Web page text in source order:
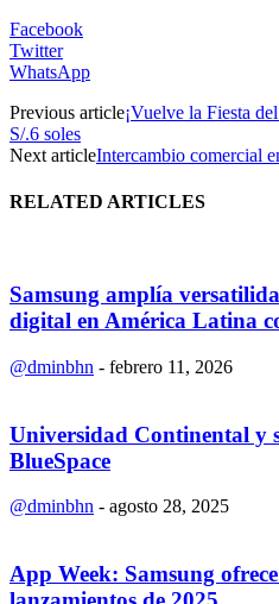
Facebook
Twitter
WhatsApp
Previous article¡Vuelve la Fiesta
S/.6 soles
Next articleIntercambio comercial
RELATED ARTICLES
Samsung amplía
digital en América Latina
@dminbhn - febrero 11, 2026
Universidad Continental y
BlueSpace
@dminbhn - agosto 28, 2025
App Week: Samsung